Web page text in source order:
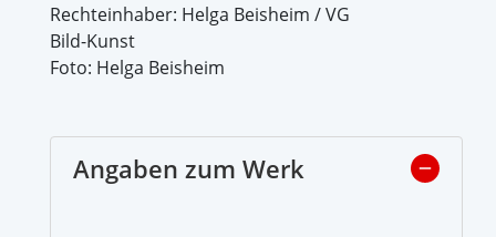
Rechteinhaber: Helga Beisheim / VG
Bild-Kunst
Foto: Helga Beisheim
Angaben zum Werk